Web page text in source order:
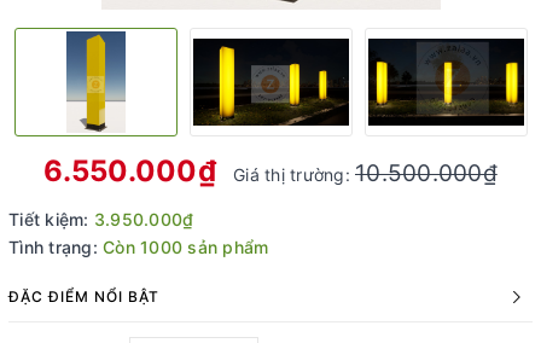
6.550.000₫ Giá thị trường: 10.500.000₫
Tiết kiệm: 3.950.000₫
Tình trạng: Còn 1000 sản phẩm
ĐẶC ĐIỂM NỔI BẬT